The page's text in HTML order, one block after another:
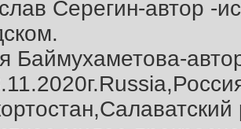
Серегин-автор -
Баймухаметова-